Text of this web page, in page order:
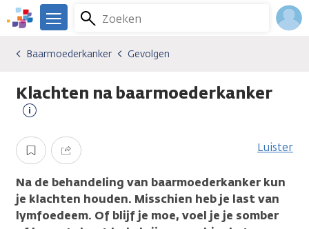
Overslaan
en
gaan
We
er
je.
Kanker.nl
Zoeken
Menu
Kankersoorten
Baarmoederkanker
Gevolgen
Baarmoederkanker Gevolgen
Klachten na baarmoederkanker
informatie
Opslaan Delen Luister
Na de behandeling van baarmoederkanker kun
je klachten houden. Misschien heb je last van
lymfoedeem. Of blijf je moe, voel je je somber